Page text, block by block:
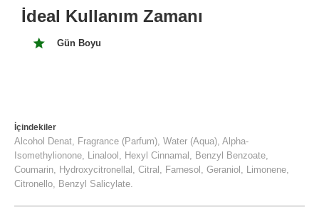
İdeal Kullanım Zamanı
Gün Boyu
İçindekiler
Alcohol Denat, Fragrance (Parfum), Water (Aqua), Alpha-
Isomethylionone, Linalool, Hexyl Cinnamal, Benzyl Benzoate,
Coumarin, Hydroxycitronellal, Citral, Farnesol, Geraniol, Limonene,
Citronello, Benzyl Salicylate.